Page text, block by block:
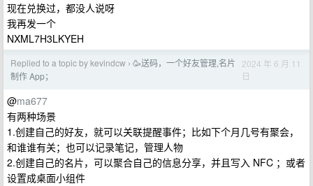
现在兑换过，都没人说呀
我再发一个
NXML7H3LKYEH
Replied to a topic by kevindcw › 🥳送码，一个好友管理,名片
制作 App；
2024 年 6 月 11
日
@ma677
有两种场景
1.创建自己的好友，就可以关联提醒事件；比如下个月几号有聚会，
和谁谁有关；也可以记录笔记，管理人物
2.创建自己的名片，可以聚合自己的信息分享，并且写入 NFC ；或者
设置成桌面小组件